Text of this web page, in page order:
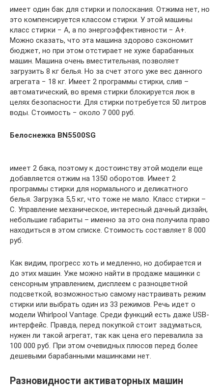
имеет один бак для стирки и полоскания. Отжима нет, но
это компенсируется классом стирки. У этой машины
класс стирки − А, а по энергоэффективности − А+.
Можно сказать, что эта машина здорово сэкономит
бюджет, но при этом отстирает не хуже барабанных
машин. Машина очень вместительная, позволяет
загрузить 8 кг белья. Но за счет этого уже вес данного
агрегата − 18 кг. Имеет 2 программы стирки, слив –
автоматический, во время стирки блокируется люк в
целях безопасности. Для стирки потребуется 50 литров
воды. Стоимость − около 7 000 руб.
Белоснежка BN5500SG
имеет 2 бака, поэтому к достоинству этой модели еще
добавляется отжим на 1350 оборотов. Имеет 2
программы стирки для нормального и деликатного
белья. Загрузка 5,5 кг, что тоже не мало. Класс стирки –
С. Управление механическое, интересный дачный дизайн,
небольшие габариты – именно за это она получила право
находиться в этом списке. Стоимость составляет 8 000
руб.
Как видим, прогресс хоть и медленно, но добирается и
до этих машин. Уже можно найти в продаже машинки с
сенсорным управлением, дисплеем с разноцветной
подсветкой, возможностью самому настраивать режим
стирки или выбрать один из 33 режимов. Речь идет о
модели Whirlpool Vantage. Среди функций есть даже USB-
интерфейс. Правда, перед покупкой стоит задуматься,
нужен ли такой агрегат, так как цена его перевалила за
100 000 руб. При этом очевидных плюсов перед более
дешевыми барабанными машинками нет.
Разновидности активаторных машин